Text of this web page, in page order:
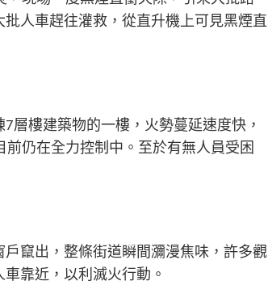
人車趕往灌救，從直升機上可見黑煙直
層樓建築物的一樓，火勢蔓延速度快，
仍在全力控制中。至於有無人員受困
竄出，整條街道瞬間瀰漫焦味，許多觀
靠近，以利滅火行動。